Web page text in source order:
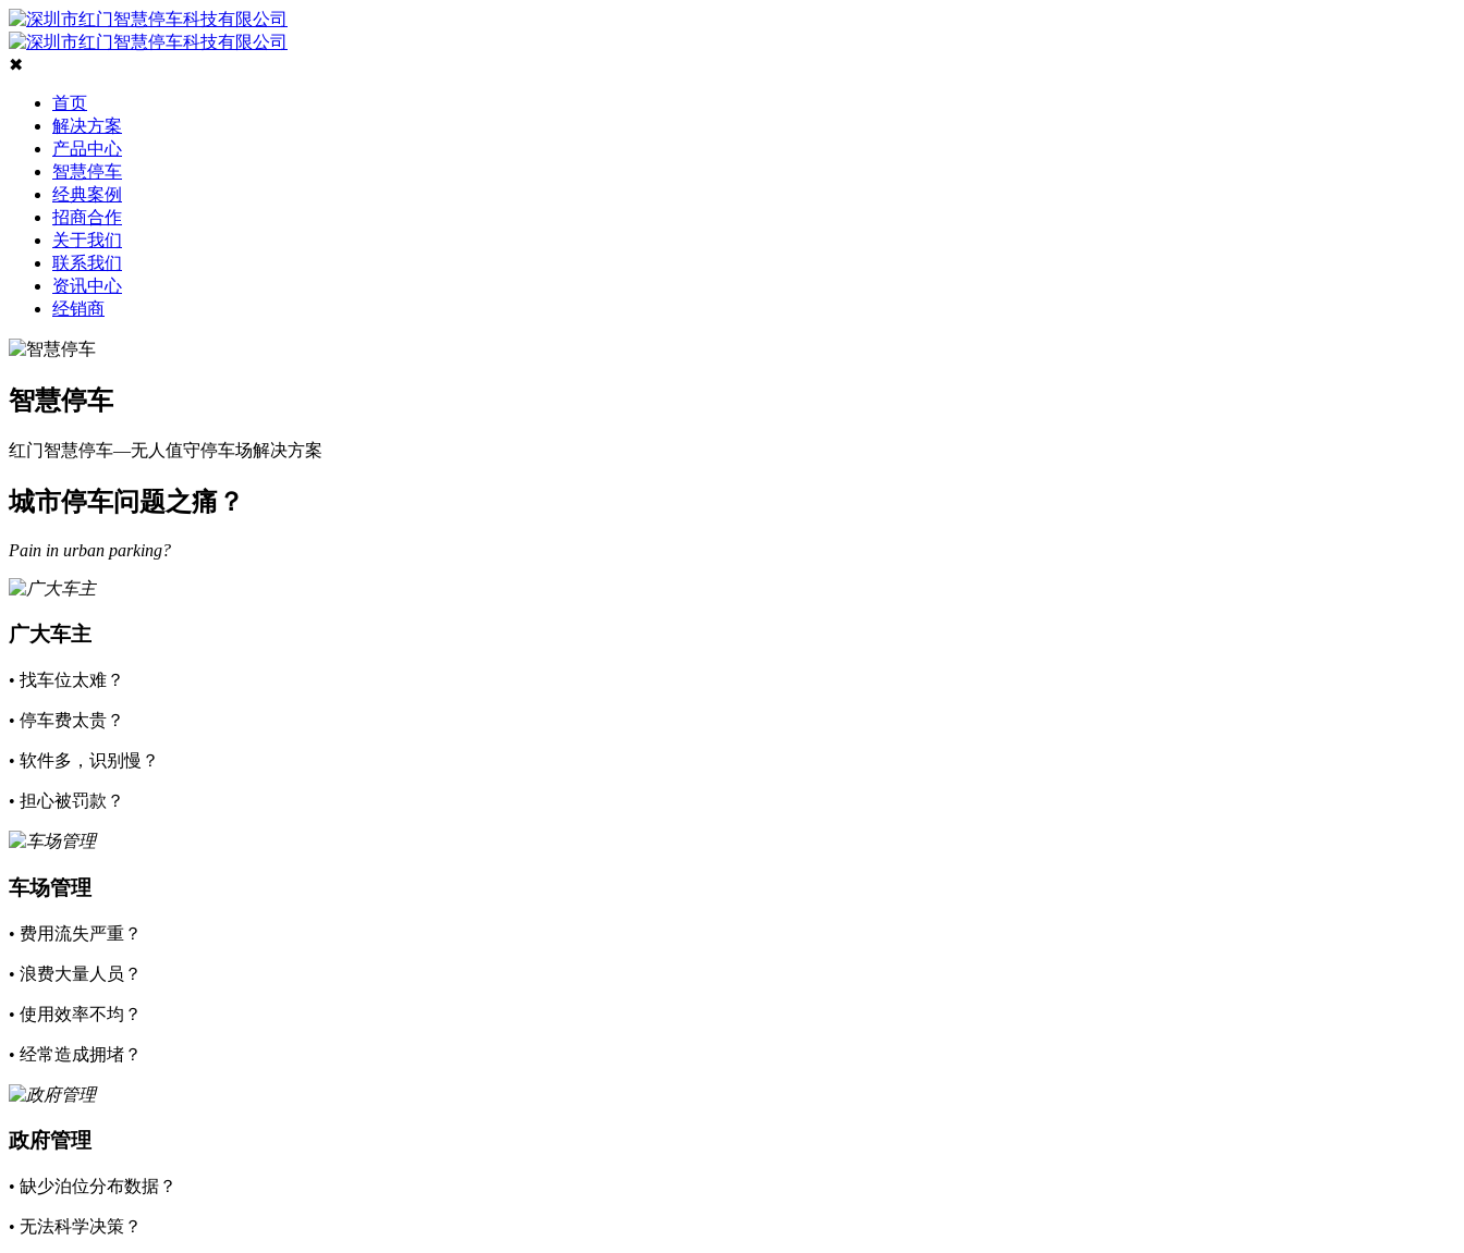
✖
首页
解决方案
产品中心
智慧停车
经典案例
招商合作
关于我们
联系我们
资讯中心
经销商
智慧停车
红门智慧停车—无人值守停车场解决方案
城市停车问题之痛？
Pain in urban parking?
广大车主
• 找车位太难？
• 停车费太贵？
• 软件多，识别慢？
• 担心被罚款？
车场管理
• 费用流失严重？
• 浪费大量人员？
• 使用效率不均？
• 经常造成拥堵？
政府管理
• 缺少泊位分布数据？
• 无法科学决策？